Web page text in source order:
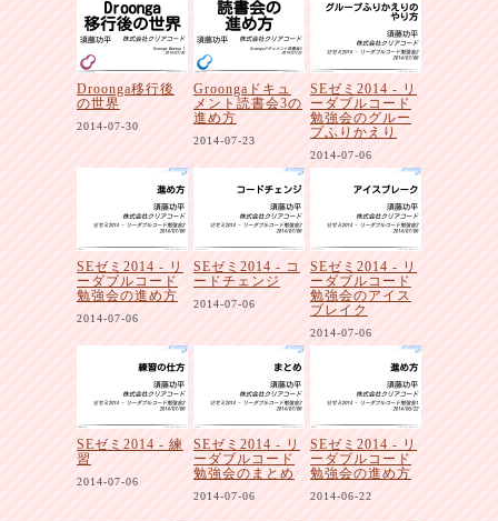
Droonga移行後
の世界
2014-07-30
Groongaドキュ
メント読書会3の
進め方
2014-07-23
SEゼミ2014 - リ
ーダブルコード
勉強会のグルー
プふりかえり
2014-07-06
SEゼミ2014 - リ
ーダブルコード
勉強会の進め方
2014-07-06
SEゼミ2014 - コ
ードチェンジ
2014-07-06
SEゼミ2014 - リ
ーダブルコード
勉強会のアイス
ブレイク
2014-07-06
SEゼミ2014 - 練
習
2014-07-06
SEゼミ2014 - リ
ーダブルコード
勉強会のまとめ
2014-07-06
SEゼミ2014 - リ
ーダブルコード
勉強会の進め方
2014-06-22